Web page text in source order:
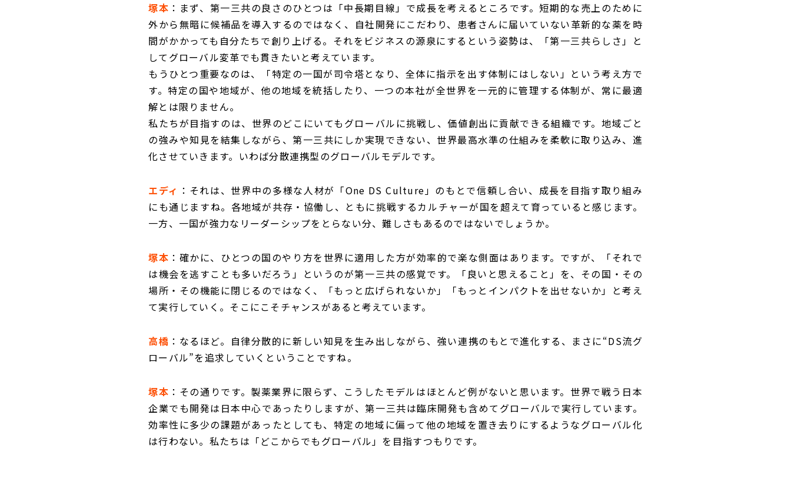
塚本 ：まず、第一三共の良さのひとつは「中長期目線」で成長を考えるところです。短期的な売上のために
外から無暗に候補品を導入するのではなく、自社開発にこだわり、患者さんに届いていない革新的な薬を時
間がかかっても自分たちで創り上げる。それをビジネスの源泉にするという姿勢は、「第一三共らしさ」と
してグローバル変革でも貫きたいと考えています。
もうひとつ重要なのは、「特定の一国が司令塔となり、全体に指示を出す体制にはしない」という考え方で
す。特定の国や地域が、他の地域を統括したり、一つの本社が全世界を一元的に管理する体制が、常に最適
解とは限りません。
私たちが目指すのは、世界のどこにいてもグローバルに挑戦し、価値創出に貢献できる組織です。地域ごと
の強みや知見を結集しながら、第一三共にしか実現できない、世界最高水準の仕組みを柔軟に取り込み、進
化させていきます。いわば分散連携型のグローバルモデルです。
エディ ：それは、世界中の多様な人材が「One DS Culture」のもとで信頼し合い、成長を目指す取り組み
にも通じますね。各地域が共存・協働し、ともに挑戦するカルチャーが国を超えて育っていると感じます。
一方、一国が強力なリーダーシップをとらない分、難しさもあるのではないでしょうか。
塚本 ：確かに、ひとつの国のやり方を世界に適用した方が効率的で楽な側面はあります。ですが、「それで
は機会を逃すことも多いだろう」というのが第一三共の感覚です。「良いと思えること」を、その国・その
場所・その機能に閉じるのではなく、「もっと広げられないか」「もっとインパクトを出せないか」と考え
て実行していく。そこにこそチャンスがあると考えています。
高橋 ：なるほど。自律分散的に新しい知見を生み出しながら、強い連携のもとで進化する、まさに“DS流グ
ローバル”を追求していくということですね。
塚本 ：その通りです。製薬業界に限らず、こうしたモデルはほとんど例がないと思います。世界で戦う日本
企業でも開発は日本中心であったりしますが、第一三共は臨床開発も含めてグローバルで実行しています。
効率性に多少の課題があったとしても、特定の地域に偏って他の地域を置き去りにするようなグローバル化
は行わない。私たちは「どこからでもグローバル」を目指すつもりです。